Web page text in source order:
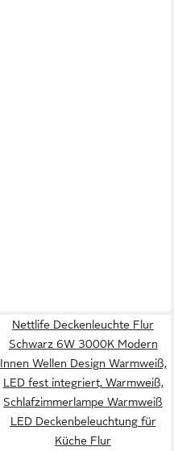
Nettlife Deckenleuchte Flur
Schwarz 6W 3000K Modern
Innen Wellen Design Warmweiß,
LED fest integriert, Warmweiß,
Schlafzimmerlampe Warmweiß
LED Deckenbeleuchtung für
Küche Flur